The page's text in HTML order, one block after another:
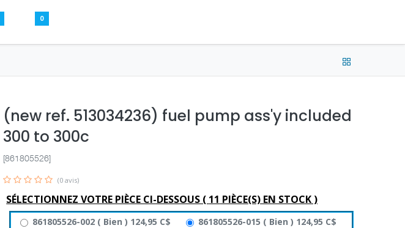
0
(new ref. 513034236) fuel pump ass'y included
300 to 300c
[861805526]
(0 avis)
SÉLECTIONNEZ VOTRE PIÈCE CI-DESSOUS ( 11 PIÈCE(S) EN STOCK )
861805526-002 ( Bien ) 124,95 C$
861805526-015 ( Bien ) 124,95 C$